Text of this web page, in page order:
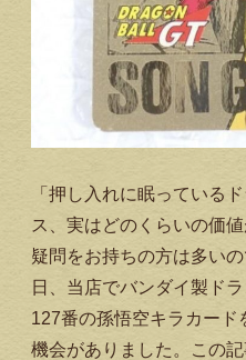
「押し入れに眠っている
ス、実はどのくらいの価
疑問をお持ちの方は多い
日、当店でバンダイ製ド
127番の孫悟空キラカード
機会がありました。この